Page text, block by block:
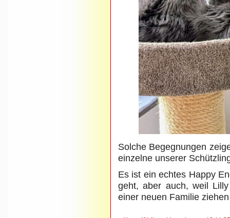
Solche Begegnungen
einzelne unserer
Es ist ein echtes Happy
geht, aber auch, weil
einer neuen Familie